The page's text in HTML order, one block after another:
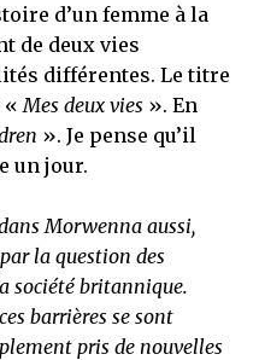
d’un femme à la
de deux vies
différentes. Le titre
« Mes deux vies ». En
». Je pense qu’il
un jour.
Morwenna aussi,
la question des
société britannique.
barrières se sont
pris de nouvelles